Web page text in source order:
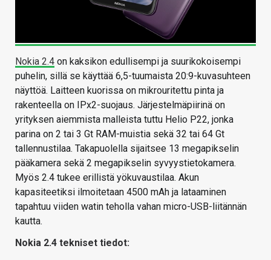
Nokia 2.4 on kaksikon edullisempi ja suurikokoisempi
puhelin, sillä se käyttää 6,5-tuumaista 20:9-kuvasuhteen
näyttöä. Laitteen kuorissa on mikrouritettu pinta ja
rakenteella on IPx2-suojaus. Järjestelmäpiirinä on
yrityksen aiemmista malleista tuttu Helio P22, jonka
parina on 2 tai 3 Gt RAM-muistia sekä 32 tai 64 Gt
tallennustilaa. Takapuolella sijaitsee 13 megapikselin
pääkamera sekä 2 megapikselin syvyystietokamera.
Myös 2.4 tukee erillistä yökuvaustilaa. Akun
kapasiteetiksi ilmoitetaan 4500 mAh ja lataaminen
tapahtuu viiden watin teholla vahan micro-USB-liitännän
kautta.
Nokia 2.4 tekniset tiedot: